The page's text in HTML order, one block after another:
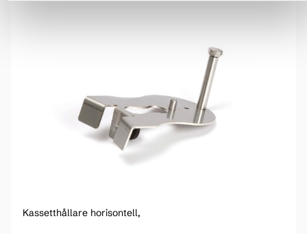
Kassetthållare horisontell,